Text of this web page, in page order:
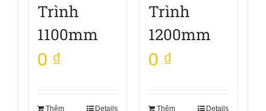
Trình
1100mm
0 ₫
Thêm
Details
Trình
1200mm
0 ₫
Thêm
Details